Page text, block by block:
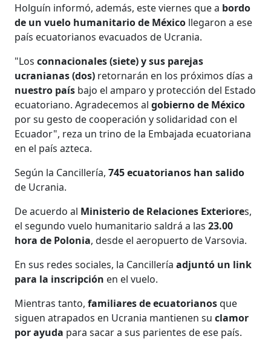
Holguín informó, además, este viernes que a bordo
de un vuelo humanitario de México llegaron a ese
país ecuatorianos evacuados de Ucrania.
"Los connacionales (siete) y sus parejas
ucranianas (dos) retornarán en los próximos días a
nuestro país bajo el amparo y protección del Estado
ecuatoriano. Agradecemos algobierno de México
por su gesto de cooperación y solidaridad con el
Ecuador", reza un trino de la Embajada ecuatoriana
en el país azteca.
Según la Cancillería,745 ecuatorianos han salido
de Ucrania.
De acuerdo al Ministerio de Relaciones Exteriores,
el segundo vuelo humanitario saldrá a las23.00
hora de Polonia, desde el aeropuerto de Varsovia.
En sus redes sociales, la Cancilleríaadjuntó un link
para la inscripción en el vuelo.
Mientras tanto,familiares de ecuatorianosque
siguen atrapados en Ucrania mantienen suclamor
por ayuda para sacar a sus parientes de ese país.